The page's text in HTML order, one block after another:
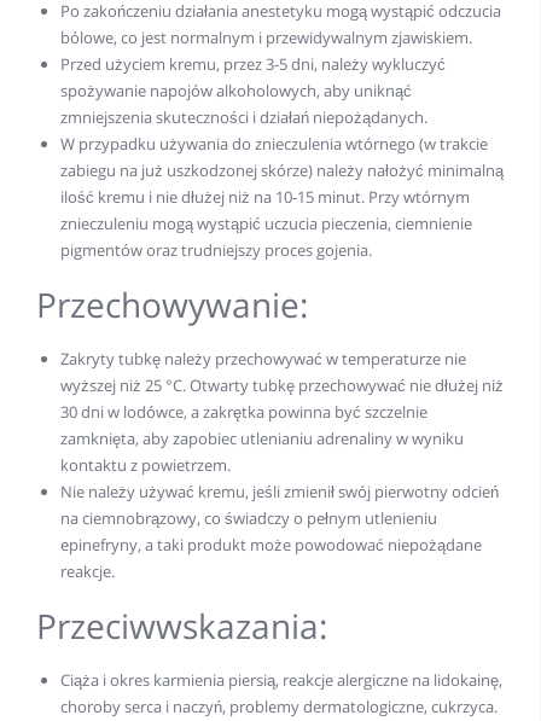
Po zakończeniu działania anestetyku mogą wystąpić odczucia
bólowe, co jest normalnym i przewidywalnym zjawiskiem.
Przed użyciem kremu, przez 3-5 dni, należy wykluczyć
spożywanie napojów alkoholowych, aby uniknąć
zmniejszenia skuteczności i działań niepożądanych.
W przypadku używania do znieczulenia wtórnego (w trakcie
zabiegu na już uszkodzonej skórze) należy nałożyć minimalną
ilość kremu i nie dłużej niż na 10-15 minut. Przy wtórnym
znieczuleniu mogą wystąpić uczucia pieczenia, ciemnienie
pigmentów oraz trudniejszy proces gojenia.
Przechowywanie:
Zakryty tubkę należy przechowywać w temperaturze nie
wyższej niż 25 °C. Otwarty tubkę przechowywać nie dłużej niż
30 dni w lodówce, a zakrętka powinna być szczelnie
zamknięta, aby zapobiec utlenianiu adrenaliny w wyniku
kontaktu z powietrzem.
Nie należy używać kremu, jeśli zmienił swój pierwotny odcień
na ciemnobrązowy, co świadczy o pełnym utlenieniu
epinefryny, a taki produkt może powodować niepożądane
reakcje.
Przeciwwskazania:
Ciąża i okres karmienia piersią, reakcje alergiczne na lidokainę,
choroby serca i naczyń, problemy dermatologiczne, cukrzyca.